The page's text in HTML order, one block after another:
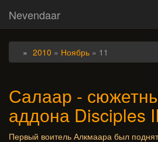
Nevendaar
2010 » Ноябрь » 11
Салаар -
аддона Disciples
Первый воитель Алкмаара был